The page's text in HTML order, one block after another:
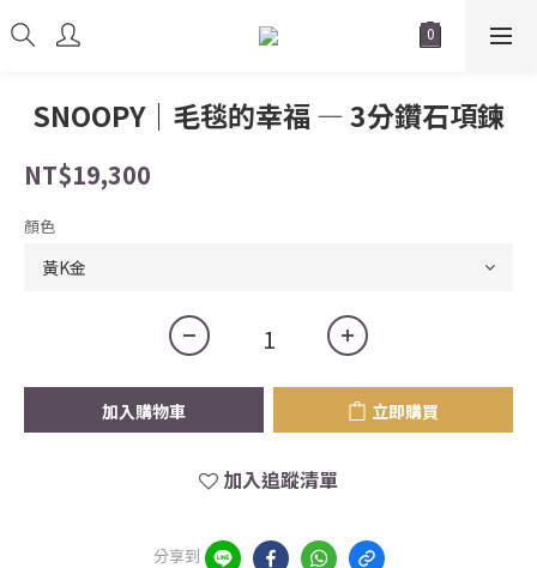
SNOOPY｜毛毯的幸福 — 3分鑽石項鍊
NT$19,300
顏色
加入購物車 立即購買
加入追蹤清單
分享到